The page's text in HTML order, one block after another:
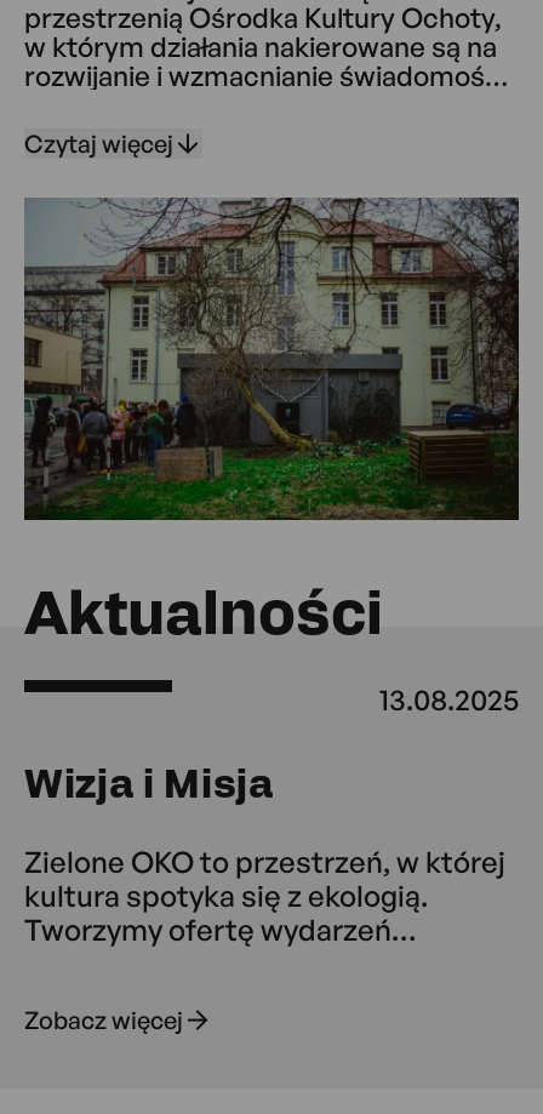
przestrzenią Ośrodka Kultury Ochoty,
w którym działania nakierowane są na
rozwijanie i wzmacnianie świadomości
angażowanie mieszkańców do działań
sąsiedzkich, budujących poczucie
lokalnej wspólnoty. Jest platformą
wiedzy i doświadczeń oraz tworzenia
projektów i działań ekologicznych.
Czytaj więcej
Aktualności
13.08.2025
Wizja i Misja
Zielone OKO to przestrzeń, w której
kultura spotyka się z ekologią.
Tworzymy ofertę wydarzeń
mieszkańców i mieszkanek Ochoty.
Zobacz więcej